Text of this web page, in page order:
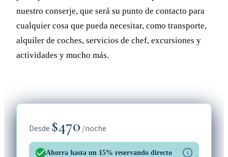
nuestro conserje, que será su punto de contacto para
cualquier cosa que pueda necesitar, como transporte,
alquiler de coches, servicios de chef, excursiones y
actividades y mucho más.
Desde $470/noche
Ahorra hasta un 15% reservando directo i